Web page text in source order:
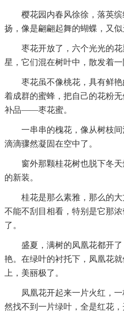
樱花园内春风徐徐，落英
扬，像是翩翩起舞的蝴蝶，又似
枣花开放了，六个光光的
星，它们混在树叶中，散发着一
枣花虽不像桃花，具有鲜
着成群的蜜蜂，把自己的花粉
补品——枣花蜜。
一串串的槐花，像从树枝
滴滴骤然凝固在空中了。
窗外那颗桂花树也脱下冬
的新装。
桂花是那么素雅，那么的
不能不刮目相看，特别是它那
了。
盛夏，满树的凤凰花都开
艳。在绿叶的衬托下，凤凰花
上，美丽极了。
凤凰花开起来一片火红，
然找不到一片绿叶，全是红花